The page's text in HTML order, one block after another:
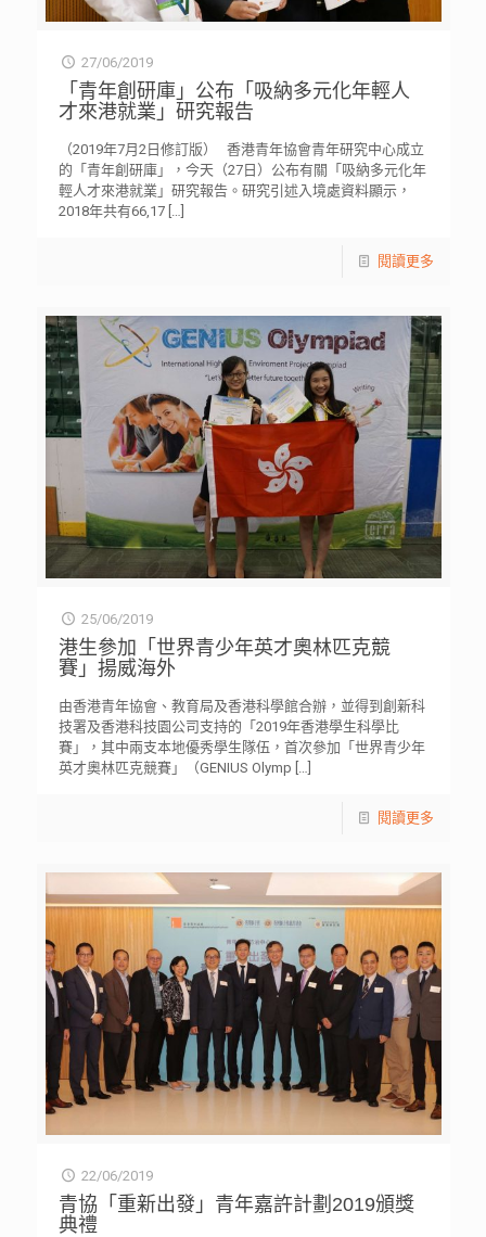
27/06/2019
「青年創研庫」公布「吸納多元化年輕人
才來港就業」研究報告
（2019年7月2日修訂版） 香港青年協會青年研究中心成立
的「青年創研庫」，今天（27日）公布有關「吸納多元化年
輕人才來港就業」研究報告。研究引述入境處資料顯示，
2018年共有66,17[…]
閱讀更多
25/06/2019
港生參加「世界青少年英才奧林匹克競
賽」揚威海外
由香港青年協會、教育局及香港科學館合辦，並得到創新科
技署及香港科技園公司支持的「2019年香港學生科學比
賽」，其中兩支本地優秀學生隊伍，首次參加「世界青少年
英才奧林匹克競賽」（GENIUS Olymp […]
閱讀更多
22/06/2019
青協「重新出發」青年嘉許計劃2019頒獎
典禮